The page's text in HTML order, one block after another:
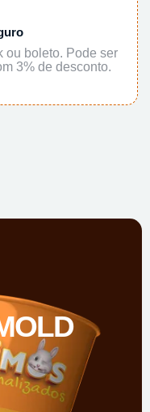
ou boleto. Pode ser
3% de desconto.